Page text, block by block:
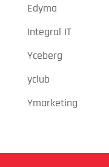
Edyma
Integral IT
Yceberg
yclub
Ymarketing